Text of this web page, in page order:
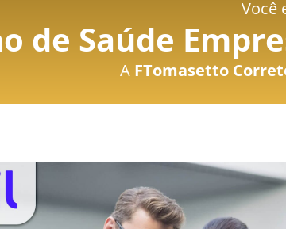
Você
de Saúde
A FTomasetto